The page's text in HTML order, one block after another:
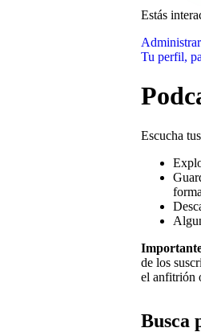
Estás
Tu perfil,
Escucha
de los
el anfitrión
Busca